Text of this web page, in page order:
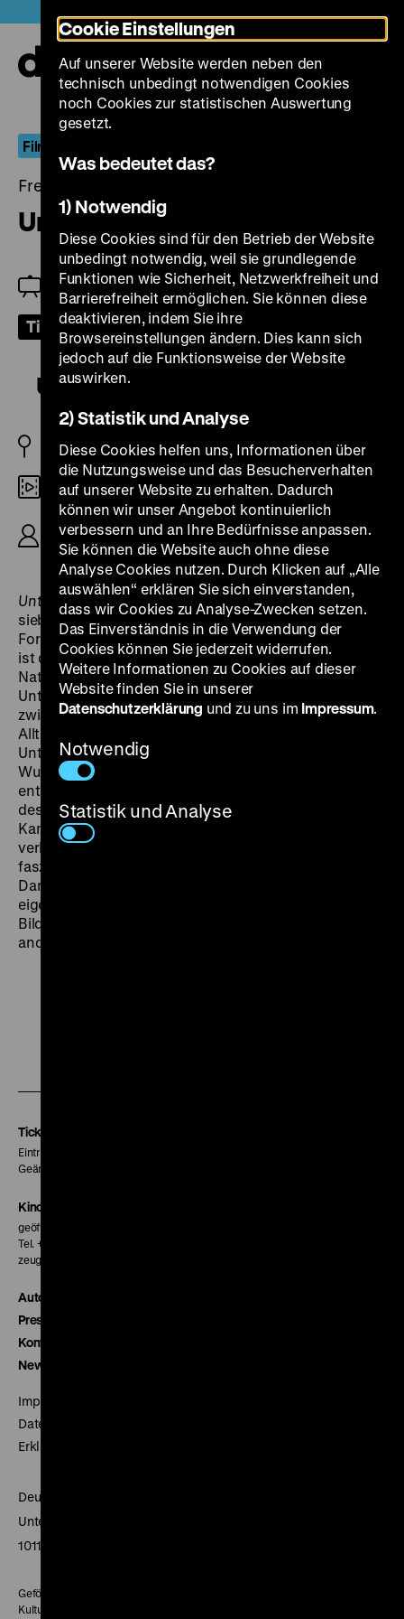
zum
Seiteninhalt
springen
FilmDokument
Freitag, 16. Juni 2023, 19.00 Uhr
Unternehmen Xarifa
Rita Clemens
Tickets
Unternehmen Xarifa
BRD/FL 1954
Digital HD
R: Hans Hass, K: Konstantin Irmen-Tschet, Jimmy
Hodges, Hans Hass, Kurt Hirschel, 91‘
Unternehmen Xarifaentstand während einer
siebenmonatigen Expedition mit dem
Forschungsschiff Xarifa zu den Galapagos-Inseln. Es
ist das filmische Hauptwerk des österreichischen
Naturforschers Hans Hass und zählt zu den ersten
Unterwasserfarbfilmen weltweit. An der Schnittstelle
zwischen Dokumentar- und Spielfilm gibt Hass den
Alltag seines Teams über und unter Wasser wieder.
Unter Wasser existiert hier eine Welt unbekannter
Wunder, die die Expeditionsteilnehmer freudig
entdecken und erforschen. Die vibrierenden Farben
des Technicolor-Verfahrens, die Poesie der weichen
Kamerabewegungen und die prächtige Filmmusik
verleihen der Unterwasserwelt einen magischen, oft
faszinierenden, mitunter auch bedrohlichen Ausdruck.
Damit entwickelten Hans Hass und sein Team eine
eigene filmische Unterwassersprache und schufen
Bilder der Tiefe und des Meeresgrundes, die viele
andere Filme prägten. (rc)
Tickets
Eintritt 5 €
Geänderte Preise sind im Programm vermerkt.
Kinokasse
geöffnet 30 Minuten vor Beginn der ersten Vorstellung
Tel. + 49 30 20304-770
zeughauskino@dhm.de
Autor*innen
Presse
Kontakt
Newsletter
Impressum
Datenschutz
Erklärung digitale Barrierefreiheit
Deutsches Historisches Museum
Unter den Linden 2
10117 Berlin
Gefördert mit Mitteln des Beauftragten der Bundesregierung für
Kultur und Medien
Cookie Einstellungen
Auf unserer Website werden neben den
technisch unbedingt notwendigen Cookies
noch Cookies zur statistischen Auswertung
gesetzt.
Was bedeutet das?
1) Notwendig
Diese Cookies sind für den Betrieb der Website
unbedingt notwendig, weil sie grundlegende
Funktionen wie Sicherheit, Netzwerkfreiheit und
Barrierefreiheit ermöglichen. Sie können diese
deaktivieren, indem Sie ihre
Browsereinstellungen ändern. Dies kann sich
jedoch auf die Funktionsweise der Website
auswirken.
2) Statistik und Analyse
Diese Cookies helfen uns, Informationen über
die Nutzungsweise und das Besucherverhalten
auf unserer Website zu erhalten. Dadurch
können wir unser Angebot kontinuierlich
verbessern und an Ihre Bedürfnisse anpassen.
Sie können die Website auch ohne diese
Analyse Cookies nutzen. Durch Klicken auf „Alle
auswählen“ erklären Sie sich einverstanden,
dass wir Cookies zu Analyse-Zwecken setzen.
Das Einverständnis in die Verwendung der
Cookies können Sie jederzeit widerrufen.
Weitere Informationen zu Cookies auf dieser
Website finden Sie in unserer
Datenschutzerklärung und zu uns im Impressum.
Notwendig
Statistik und Analyse